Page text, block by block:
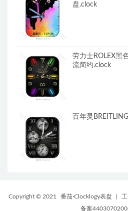
盘.clock
劳力士ROLEX黑
流简约.clock
百年灵
Copyright © 2021 番茄·Clocklogy表盘
备案